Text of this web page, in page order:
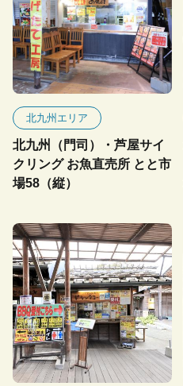
北九州エリア
北九州（門司）・芦屋サイ
クリング お魚直売所 とと市
場58（縦）